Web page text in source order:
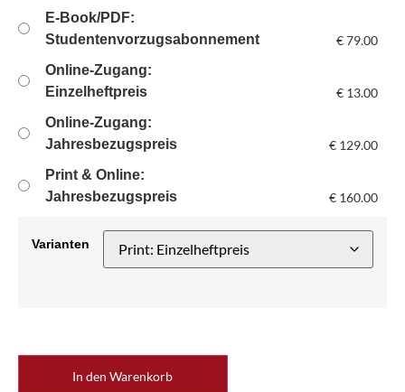
E-Book/PDF:
Studentenvorzugsabonnement
€79.00
Online-Zugang:
Einzelheftpreis
€ 13.00
Online-Zugang:
Jahresbezugspreis
€ 129.00
Print & Online:
Jahresbezugspreis
€ 160.00
Varianten
In den Warenkorb